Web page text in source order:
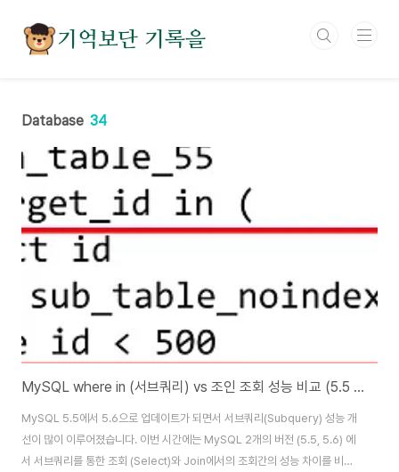
기억보단 기록을
Database 34
MySQL where in (서브쿼리) vs 조인 조회 성능 비교 (5.5 vs 5.6)
MySQL 5.5에서 5.6으로 업데이트가 되면서 서브쿼리(Subquery) 성능 개
선이 많이 이루어졌습니다. 이번 시간에는 MySQL 2개의 버전 (5.5, 5.6) 에
서 서브쿼리를 통한 조회 (Select)와 Join에서의 조회간의 성능 차이를 비교